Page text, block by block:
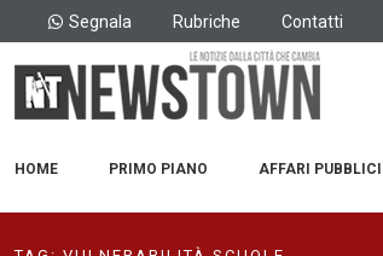
Segnala Rubriche Contatti
HOME PRIMO PIANO AFFARI PUBBLICI